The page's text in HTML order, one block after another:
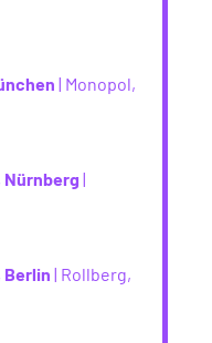
| Monopol,
Nürnberg |
Berlin | Rollberg,